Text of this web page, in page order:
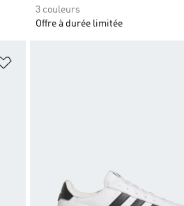
3 couleurs
Offre à durée limitée